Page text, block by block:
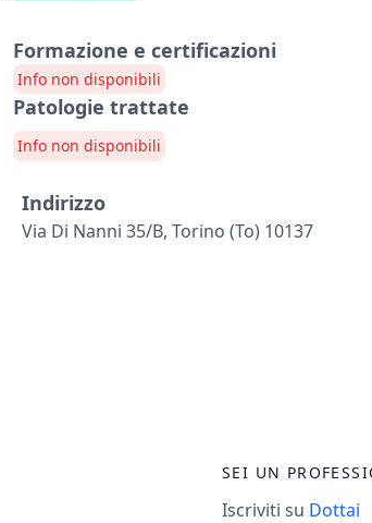
Formazione e certificazioni
Info non disponibili
Patologie trattate
Info non disponibili
Indirizzo
Via Di Nanni 35/b, Torino (to) 10137
SEI UN
Iscriviti su Dottai